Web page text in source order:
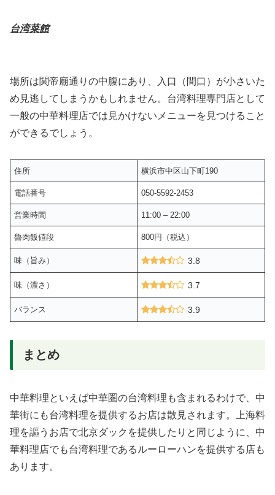
台湾菜館
場所は関帝廟通りの中腹にあり、入口（間口）が小さいた
め見逃してしまうかもしれません。台湾料理専門店として
一般の中華料理店では見かけないメニューを見つけること
ができるでしょう。
住所 横浜市中区山下町190
電話番号 050-5592-2453
営業時間 11:00 – 22:00
魯肉飯値段 800円（税込）
味（旨み） 3.8
味（濃さ） 3.7
バランス 3.9
まとめ
中華料理といえば中華圏の台湾料理も含まれるわけで、中
華街にも台湾料理を提供するお店は散見されます。上海料
理を謳うお店で北京ダックを提供したりと同じように、中
華料理店でも台湾料理であるルーローハンを提供する店も
あります。